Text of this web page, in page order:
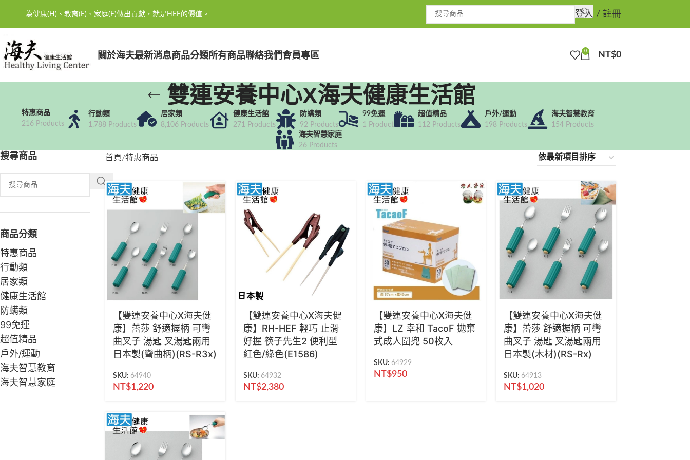
健康(H)、教育(E)、家庭(F)做出貢獻，就是HEF的價值。 登入 / 註冊
關於海夫最新消息商品分類所有商品聯絡我們會員專區 0 NT$0
雙連安養中心X海夫健康生活館
特惠商品
216 Products
行動類
1,788 Products
居家類
8,106 Products
健康生活館
271 Products
防螨類
92 Products
99免運
1 Product
超值精品
112 Products
戶外/運動
198 Products
海夫智慧教育
154 Products
海夫智慧家庭
26 Products
搜尋商品
商品分類
特惠商品
行動類
居家類
健康生活館
防螨類
99免運
超值精品
戶外/運動
海夫智慧教育
海夫智慧家庭
首頁 特惠商品
【雙連安養中心X海夫健
康】蕾莎 舒適握柄 可彎
曲叉子 湯匙 叉湯匙兩用
日本製(彎曲柄)(RS-R3x)
SKU: 64940
NT$1,220
【雙連安養中心X海夫健
康】RH-HEF 輕巧 止滑
好握 筷子先生2 便利型
紅色/綠色(E1586)
SKU: 64932
NT$2,380
【雙連安養中心X海夫健
康】LZ 幸和 TacoF 拋棄
式成人圍兜 50枚入
SKU: 64929
NT$950
【雙連安養中心X海夫健
康】蕾莎 舒適握柄 可彎
曲叉子 湯匙 叉湯匙兩用
日本製(木材)(RS-Rx)
SKU: 64913
NT$1,020